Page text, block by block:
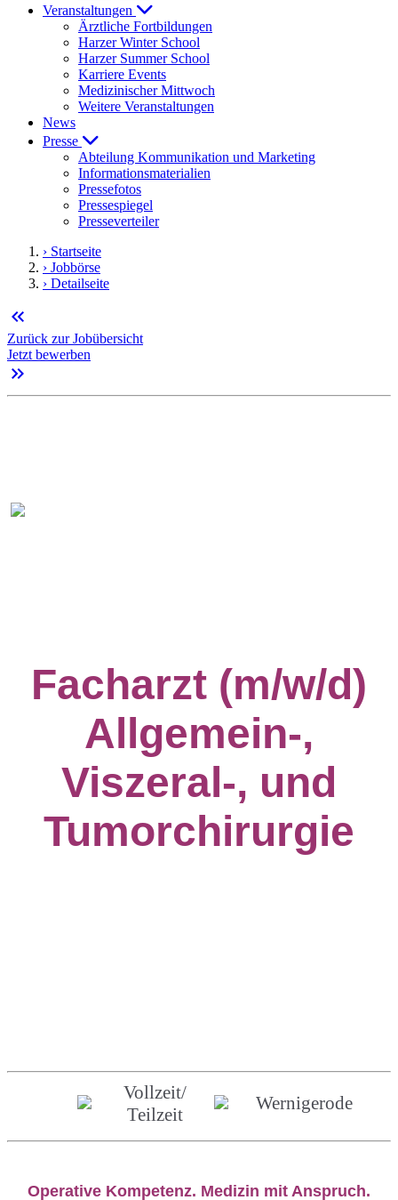
Veranstaltungen
Ärztliche Fortbildungen
Harzer Winter School
Harzer Summer School
Karriere Events
Medizinischer Mittwoch
Weitere Veranstaltungen
News
Presse
Abteilung Kommunikation und Marketing
Informationsmaterialien
Pressefotos
Pressespiegel
Presseverteiler
› Startseite
› Jobbörse
› Detailseite
keyboard_double_arrow_left
Zurück zur Jobübersicht
Jetzt bewerben
keyboard_double_arrow_right
Facharzt (m/w/d)
Allgemein-,
Viszeral-, und
Tumorchirurgie
Vollzeit/
Teilzeit
Wernigerode
Operative Kompetenz. Medizin mit Anspruch.